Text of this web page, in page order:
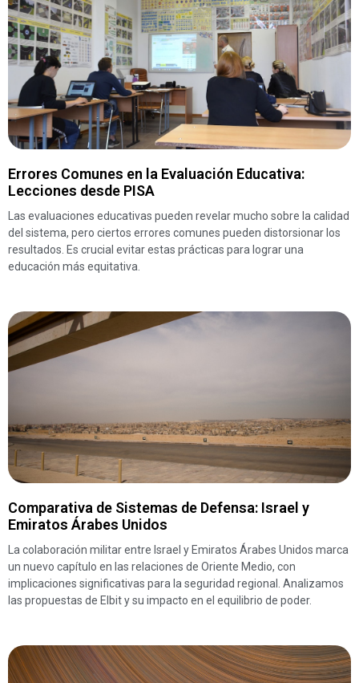
Errores Comunes en la Evaluación Educativa:
Lecciones desde PISA
Las evaluaciones educativas pueden revelar mucho sobre la calidad
del sistema, pero ciertos errores comunes pueden distorsionar los
resultados. Es crucial evitar estas prácticas para lograr una
educación más equitativa.
Comparativa de Sistemas de Defensa: Israel y
Emiratos Árabes Unidos
La colaboración militar entre Israel y Emiratos Árabes Unidos marca
un nuevo capítulo en las relaciones de Oriente Medio, con
implicaciones significativas para la seguridad regional. Analizamos
las propuestas de Elbit y su impacto en el equilibrio de poder.